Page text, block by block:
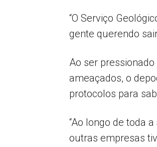
“O Serviço
gente querendo
Ao ser
ameaçados, o
protocolos para
“Ao longo de toda
outras empresas